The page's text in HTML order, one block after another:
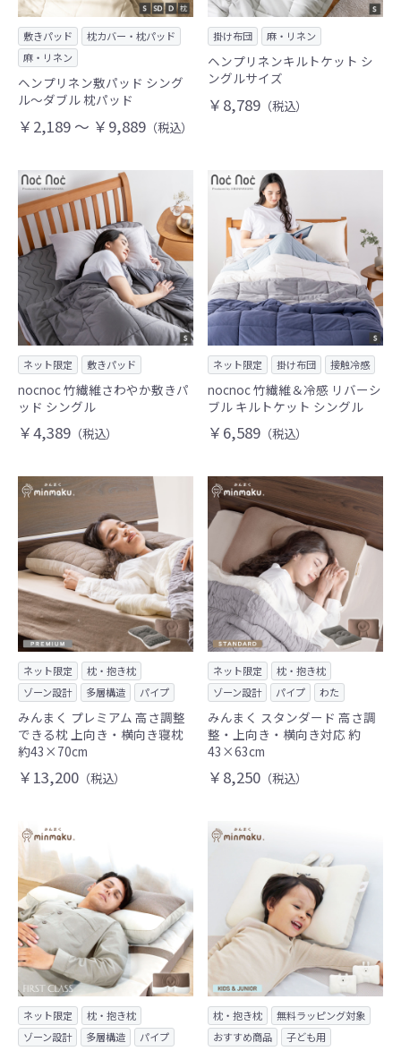
敷きパッド
枕カバー・枕パッド
麻・リネン
ヘンプリネン敷パッド シング
ル～ダブル 枕パッド
￥2,189 ～ ￥9,889 （税込）
掛け布団 麻・リネン
ヘンプリネンキルトケット シ
ングルサイズ
￥8,789 （税込）
ネット限定 敷きパッド
nocnoc 竹繊維さわやか敷きパ
ッド シングル
￥4,389 （税込）
ネット限定 掛け布団 接触冷感
nocnoc 竹繊維＆冷感 リバーシ
ブル キルトケット シングル
￥6,589 （税込）
ネット限定
枕・抱き枕
ゾーン設計
多層構造 パイプ
みんまく プレミアム 高さ調整
できる枕 上向き・横向き寝枕
約43×70cm
￥13,200 （税込）
ネット限定
枕・抱き枕
ゾーン設計
パイプ わた
みんまく スタンダード 高さ調
整・上向き・横向き対応 約
43×63cm
￥8,250 （税込）
ネット限定
枕・抱き枕
ゾーン設計
多層構造 パイプ
枕・抱き枕
無料ラッピング対象
おすすめ商品
子ども用